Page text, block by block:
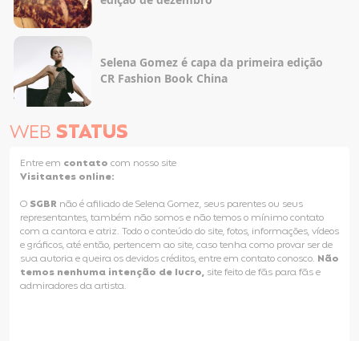
Selena Gomez é capa da primeira edição
CR Fashion Book China
WEB STATUS
Entre em contato com nosso site
Visitantes online:
O SGBR não é afiliado de Selena Gomez, seus parentes ou seus
representantes, também não somos e não temos o mínimo contato
com a cantora e atriz. Todo o conteúdo do site, fotos, informações, vídeos
e gráficos, até então, pertencem ao site, caso tenha como provar ser de
sua autoria e queira os devidos créditos, entre em contato conosco. Não
temos nenhuma intenção de lucro, site feito de fãs para fãs e
admiradores da artista.